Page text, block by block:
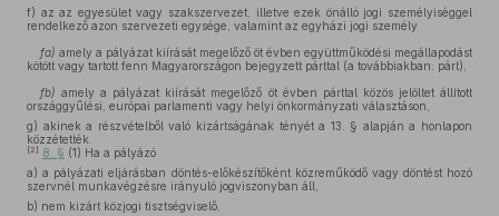
f) az az egyesület vagy szakszervezet, illetve ezek önálló jogi személyiséggel
rendelkező azon szervezeti egysége, valamint az egyházi jogi személy
fa) amely a pályázat kiírását megelőző öt évben együttműködési megállapodást
kötött vagy tartott fenn Magyarországon bejegyzett párttal (a továbbiakban: párt),
fb)amely a pályázat kiírását megelőző öt évben párttal közös jelöltet állított
országgyűlési, európai parlamenti vagy helyi önkormányzati választáson,
g) akinek a részvételből való kizártságának tényét a 13. § alapján a honlapon
közzétették.
[2] 8. § (1) Ha a pályázó
a) a pályázati eljárásban döntés-előkészítőként közreműködő vagy döntést hozó
szervnél munkavégzésre irányuló jogviszonyban áll,
b) nem kizárt közjogi tisztségviselő,